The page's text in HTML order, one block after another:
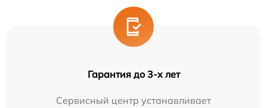
Гарантия до 3-х лет
Сервисный центр устанавливает